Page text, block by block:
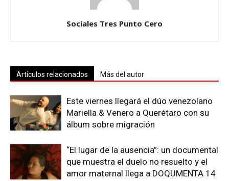
Sociales Tres Punto Cero
Artículos relacionados Más del autor
Este viernes llegará el dúo venezolano
Mariella & Venero a Querétaro con su
álbum sobre migración
“El lugar de la ausencia”: un documental
que muestra el duelo no resuelto y el
amor maternal llega a DOQUMENTA 14